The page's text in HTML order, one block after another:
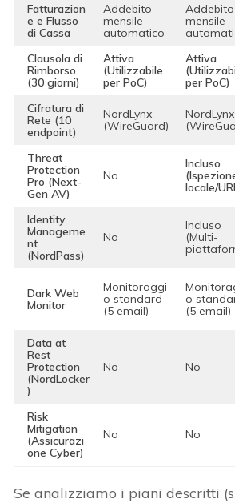
Fatturazion
e e Flusso
di Cassa
Addebito
mensile
automatico
Addebito
mensile
Clausola di
Rimborso
(30 giorni)
Attiva
(Utilizzabile
per PoC)
Attiva
per PoC)
Cifratura di
Rete (10
endpoint)
NordLynx
(WireGuard)
NordLynx
Threat
Protection
Pro (Next-
Gen AV)
No
Incluso
locale/
Identity
Manageme
nt
(NordPass)
No
Incluso
(Multi-
Dark Web
Monitor
Monitoraggi
o standard
(5 email)
o
(5 email)
Data at
Rest
Protection
(NordLocker
)
No No
Risk
Mitigation
(Assicurazi
one Cyber)
No No
Se analizziamo i piani descritti